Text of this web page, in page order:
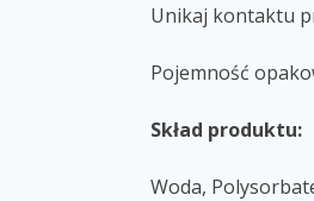
Unikaj kontaktu
Pojemność
Skład produktu:
Woda,